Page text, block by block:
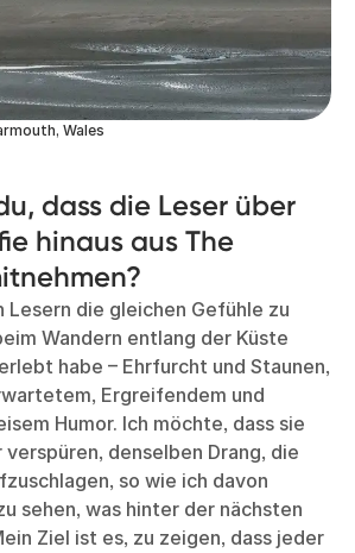
Wales
dass die Leser über
hinaus aus The
Lesern die gleichen Gefühle zu
Wandern entlang der Küste
habe – Ehrfurcht und Staunen,
Ergreifendem und
Humor. Ich möchte, dass sie
denselben Drang, die
so wie ich davon
sehen, was hinter der nächsten
Ziel ist es, zu zeigen, dass jeder